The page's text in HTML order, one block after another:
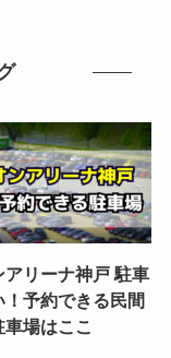
アリーナ神戸 駐車
！予約できる民間
場はここ